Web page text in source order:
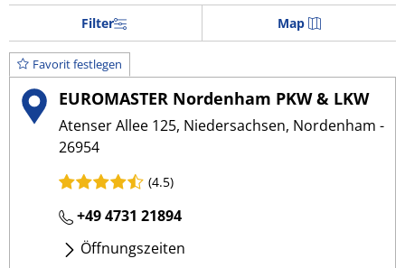
Filter Map
Favorit festlegen
EUROMASTER Nordenham PKW & LKW
Atenser Allee 125, Niedersachsen, Nordenham -
26954
(4.5)
+49 4731 21894
Öffnungszeiten